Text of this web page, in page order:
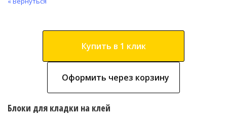
Купить в 1 клик
Оформить через корзину
Блоки для кладки на клей